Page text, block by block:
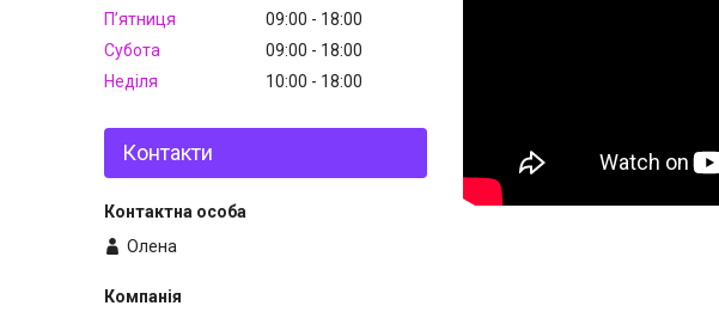
Пʼятниця
09:00
18:00
Субота
09:00
18:00
Неділя
10:00 18:00
Контакти
Олена